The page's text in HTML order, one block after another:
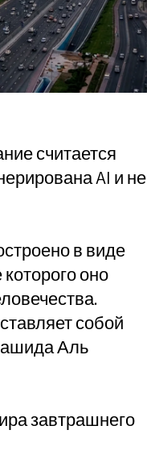
считается
AI и не
в виде
оно
собой
Аль
завтрашнего